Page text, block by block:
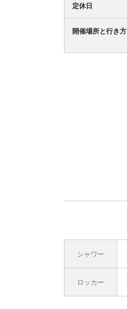
定休日
開催場所と行き方
シャワー
ロッカー